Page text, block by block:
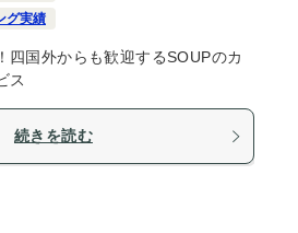
グ実績
四国外からも歓迎するSOUPのカ
ス
続きを読む